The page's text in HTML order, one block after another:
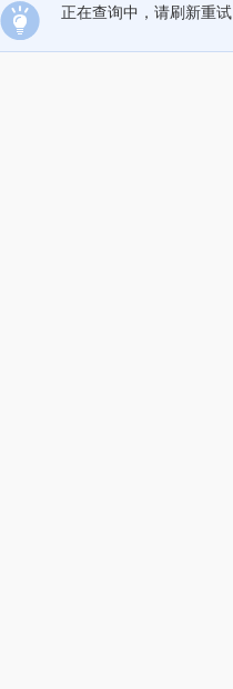
正在查询中，请刷新重试